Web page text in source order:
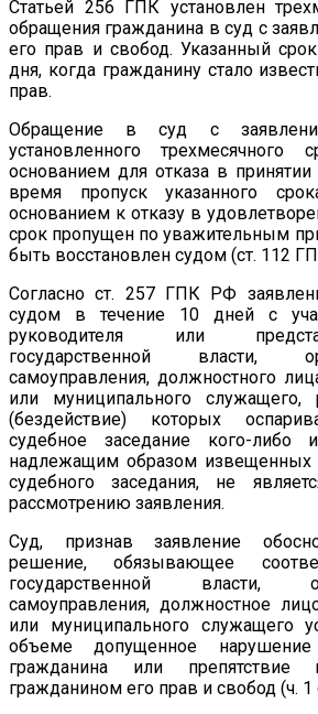
Статьей 256 ГПК установлен
обращения гражданина в суд с
его прав и свобод. Указанный срок
дня, когда гражданину стало
прав.
Обращение в суд с
установленного трехмесячного
основанием для отказа в
время пропуск указанного
основанием к отказу в
срок пропущен по уважительным
быть восстановлен судом (ст. 112
Согласно ст. 257 ГПК РФ
судом в течение 10 дней с
руководителя или
государственной власти,
самоуправления, должностного
или муниципального служащего,
(бездействие) которых
судебное заседание кого-либо
надлежащим образом
судебного заседания, не
рассмотрению заявления.
Суд, признав заявление
решение, обязывающее
государственной власти,
самоуправления, должностное
или муниципального служащего
объеме допущенное
гражданина или препятствие
гражданином его прав и свобод (ч. 1